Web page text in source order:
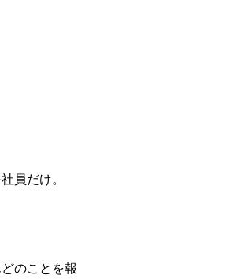
員だけ。
のことを報